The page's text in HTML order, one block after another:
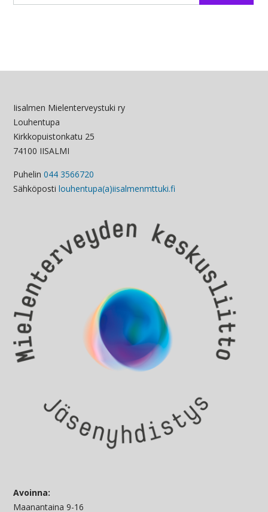
Iisalmen Mielenterveystuki ry
Louhentupa
Kirkkopuistonkatu 25
74100 IISALMI
Puhelin 044 3566720
Sähköposti louhentupa(a)iisalmenmttuki.fi
Avoinna:
Maanantaina 9-16